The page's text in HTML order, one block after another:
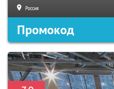
Россия
Промокод